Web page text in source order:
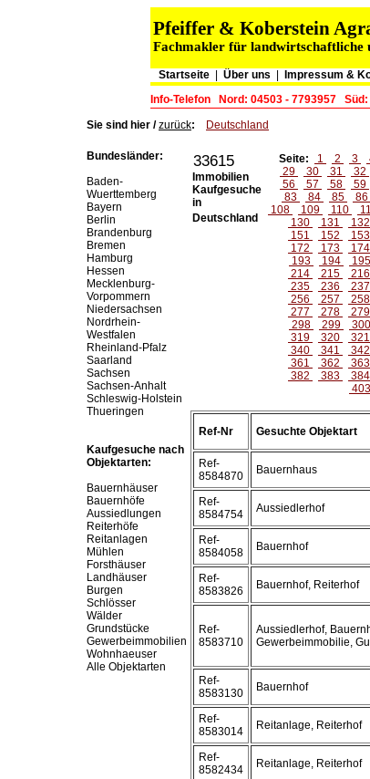
Pfeiffer & Koberstein
Fachmakler für landwirtschaftliche
Startseite| Über uns Impressum &
Info-Telefon
Nord: 04503 - 7793957 Süd:
Sie sind hier /zurück: Deutschland
Bundesländer:
Baden-
Wuerttemberg
Bayern
Berlin
Brandenburg
Bremen
Hamburg
Hessen
Mecklenburg-
Vorpommern
Niedersachsen
Nordrhein-
Westfalen
Rheinland-Pfalz
Saarland
Sachsen
Sachsen-Anhalt
Schleswig-Holstein
Thueringen
Kaufgesuche nach
Objektarten:
Bauernhäuser
Bauernhöfe
Aussiedlungen
Reiterhöfe
Reitanlagen
Mühlen
Forsthäuser
Landhäuser
Burgen
Schlösser
Wälder
Grundstücke
Gewerbeimmobilien
Wohnhaeuser
Alle Objektarten
33615
Immobilien
Kaufgesuche
in
Deutschland
Seite: 1 2 3
29
30 31 32
56
57 58 59
83
84 85 86
108
109 110
130
131 132
151
152 153
172
173 174
193
194 195
214
215 216
235
236 237
256
257 258
277
278 279
298
299 300
319
320 321
340
341 342
361
362 363
382
383 384
403
Ref-Nr Gesuchte Objektart
Ref-
8584870
Bauernhaus
Ref-
8584754
Aussiedlerhof
Ref-
8584058
Bauernhof
Ref-
8583826
Bauernhof, Reiterhof
Ref-
8583710
Aussiedlerhof,
Gewerbeimmobilie,
Ref-
8583130
Bauernhof
Ref-
8583014
Reitanlage, Reiterhof
Ref-
8582434
Reitanlage, Reiterhof